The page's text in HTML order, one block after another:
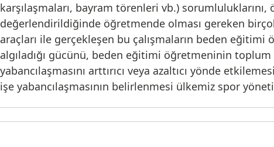
karşılaşmaları, bayram törenleri vb.)
değerlendirildiğinde öğretmende olması gereken
araçları ile gerçekleşen bu çalışmaların beden
algıladığı gücünü, beden eğitimi öğretmeninin
yabancılaşmasını arttırıcı veya azaltıcı yönde
işe yabancılaşmasının belirlenmesi ülkemiz spor